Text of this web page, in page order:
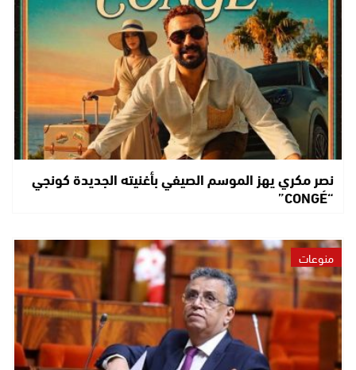
نصر مكري يهز الموسم الصيفي بأغنيته الجديدة كونجي
“CONGÉ”
منوعات